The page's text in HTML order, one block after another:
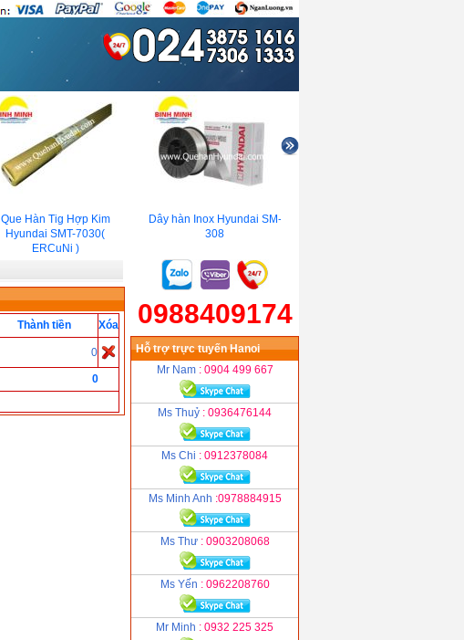
Que Hàn Tig Hợp Kim
Hyundai SMT-7030(
ERCuNi )
Dây hàn Inox Hyundai SM-
308
Thành tiền Xóa
0
0
0988409174
Hỗ trợ trực tuyến Hanoi
Mr Nam : 0904 499 667
Ms Thuỷ : 0936476144
Ms Chi : 0912378084
Ms Minh Anh :0978884915
Ms Thư : 0903208068
Ms Yến : 0962208760
Mr Minh : 0932 225 325